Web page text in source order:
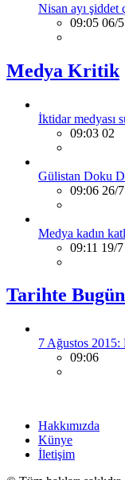
Nisan ayı şiddet
09:05 06/5
Medya Kritik
İktidar medyası
09:03 02
Gülistan Doku
09:06 26/7
Medya kadın
09:11 19/7
Tarihte Bugün
7 Ağustos 2015:
09:06
Hakkımızda
Künye
İletişim